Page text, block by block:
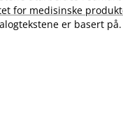
for medisinske
er basert på.